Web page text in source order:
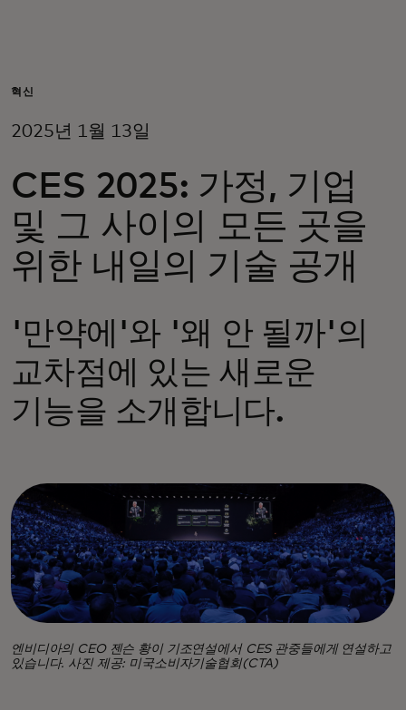
이노베이터
뉴스 & 인사이트
혁신
2025년 1월 13일
CES 2025: 가정, 기업
및 그 사이의 모든 곳을
위한 내일의 기술 공개
'만약에'와 '왜 안 될까'의
교차점에 있는 새로운
기능을 소개합니다.
엔비디아의 CEO 젠슨 황이 기조연설에서 CES 관중들에게 연설하고
있습니다. 사진 제공: 미국소비자기술협회(CTA)